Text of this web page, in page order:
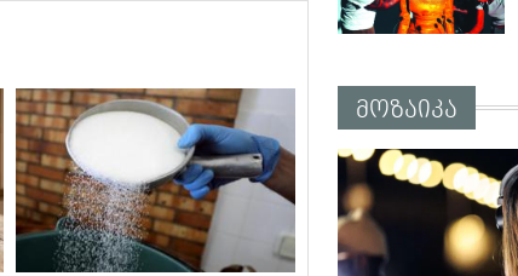
მოზაიკა